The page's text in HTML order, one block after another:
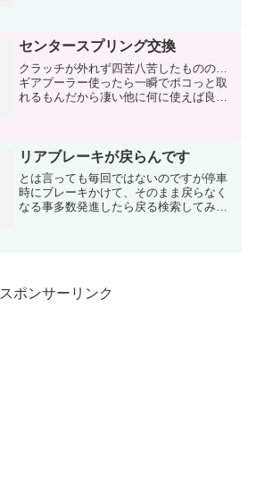
ルカバー 2000...
センタースプリング交換
クラッチが外れず四苦八苦したものの…
ギアプーラー使ったら一瞬でポコっと取
れるもんだから凄い他に何に使えば良い
て損は無いモノですな何か...
リアブレーキが戻らんです
とは言っても毎回ではないのですが停車
時にブレーキかけて、そのまま戻らなく
なる事多数発進したら戻る検索してみた
スポンサーリンク